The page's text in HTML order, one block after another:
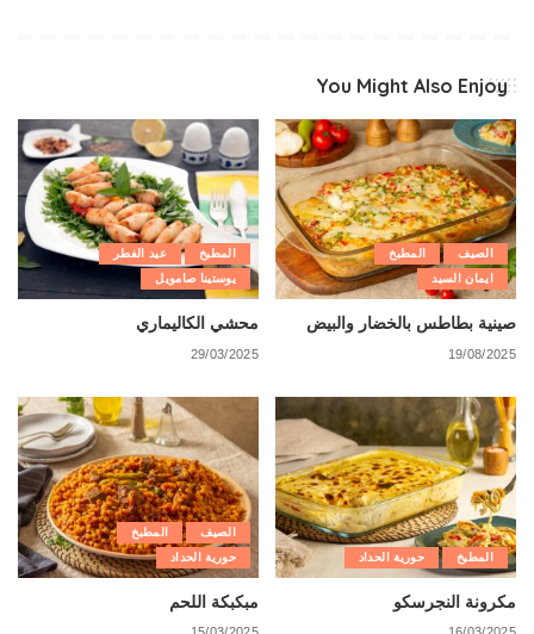
You Might Also Enjoy
الصيف
المطبخ
ايمان السيد
صينية بطاطس بالخضار والبيض
19/08/2025
المطبخ
عيد الفطر
يوستينا صامويل
محشي الكاليماري
29/03/2025
المطبخ حورية الحداد
مكرونة النجرسكو
الصيف
المطبخ
حورية الحداد
مبكبكة اللحم